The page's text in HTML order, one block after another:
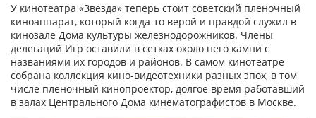
У кинотеатра «Звезда» теперь стоит советский пленочный
киноаппарат, который когда-то верой и правдой служил в
кинозале Дома культуры железнодорожников. Члены
делегаций Игр оставили в сетках около него камни с
названиями их городов и районов. В самом кинотеатре
собрана коллекция кино-видеотехники разных эпох, в том
числе пленочный кинопроектор, долгое время работавший
в залах Центрального Дома кинематографистов в Москве.